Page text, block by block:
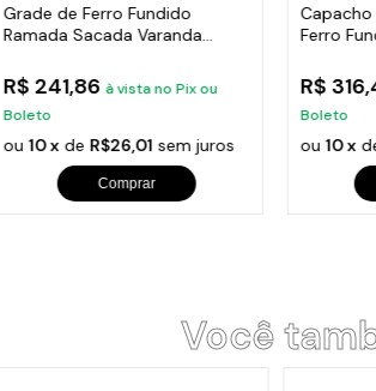
Grade de Ferro Fundido
Ramada Sacada Varanda
R$ 241,86 à vista no Pix ou
Boleto
ou10 x de R$26,01 sem juros
Comprar
Ferro
R$
Boleto
ou10 x
Você